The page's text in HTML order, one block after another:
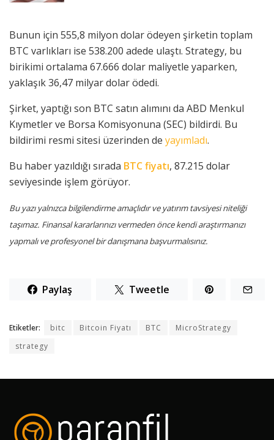
Bunun için 555,8 milyon dolar ödeyen şirketin toplam
BTC varlıkları ise 538.200 adede ulaştı. Strategy, bu
birikimi ortalama 67.666 dolar maliyetle yaparken,
yaklaşık 36,47 milyar dolar ödedi.
Şirket, yaptığı son BTC satın alımını da ABD Menkul
Kıymetler ve Borsa Komisyonuna (SEC) bildirdi. Bu
bildirimi resmi sitesi üzerinden de yayımladı.
Bu haber yazıldığı sırada BTC fiyatı, 87.215 dolar
seviyesinde işlem görüyor.
Bu yazı yalnızca bilgilendirme amaçlıdır ve yatırım tavsiyesi niteliği
taşımaz. Finansal kararlarınızı vermeden önce kendi araştırmanızı
yapmalı ve profesyonel bir danışmana başvurmalısınız.
Paylaş Tweetle
Etiketler: bitc Bitcoin Fiyatı BTC
MicroStrategy
strategy